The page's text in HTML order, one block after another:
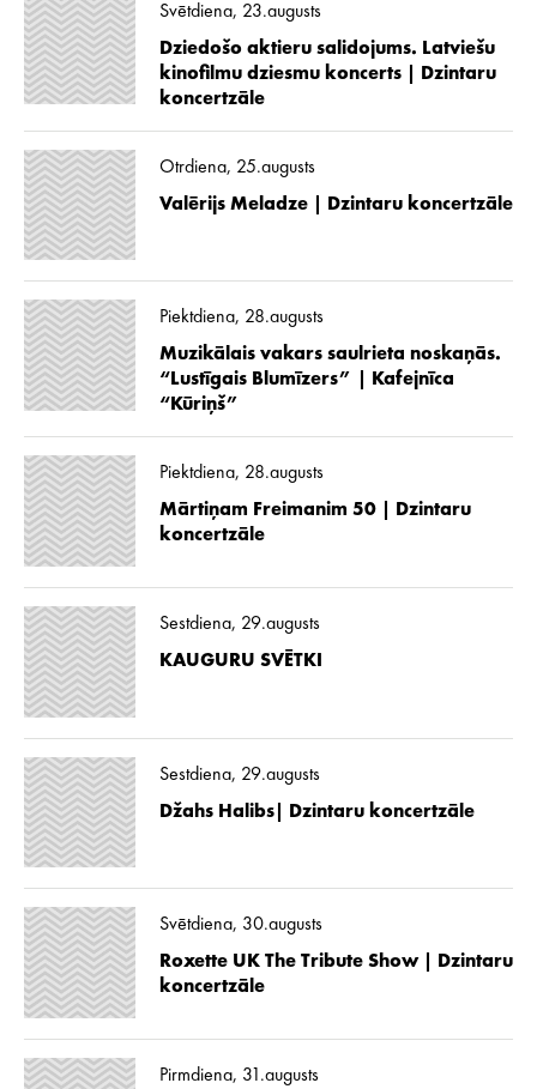
Svētdiena, 23.augusts
Dziedošo aktieru salidojums. Latviešu
kinofilmu dziesmu koncerts | Dzintaru
koncertzāle
Otrdiena, 25.augusts
Valērijs Meladze | Dzintaru koncertzāle
Piektdiena, 28.augusts
Muzikālais vakars saulrieta noskaņās.
“Lustīgais Blumīzers” | Kafejnīca
“Kūriņš”
Piektdiena, 28.augusts
Mārtiņam Freimanim 50 | Dzintaru
koncertzāle
Sestdiena, 29.augusts
KAUGURU SVĒTKI
Sestdiena, 29.augusts
Džahs Halibs| Dzintaru koncertzāle
Svētdiena, 30.augusts
Roxette UK The Tribute Show | Dzintaru
koncertzāle
Pirmdiena, 31.augusts